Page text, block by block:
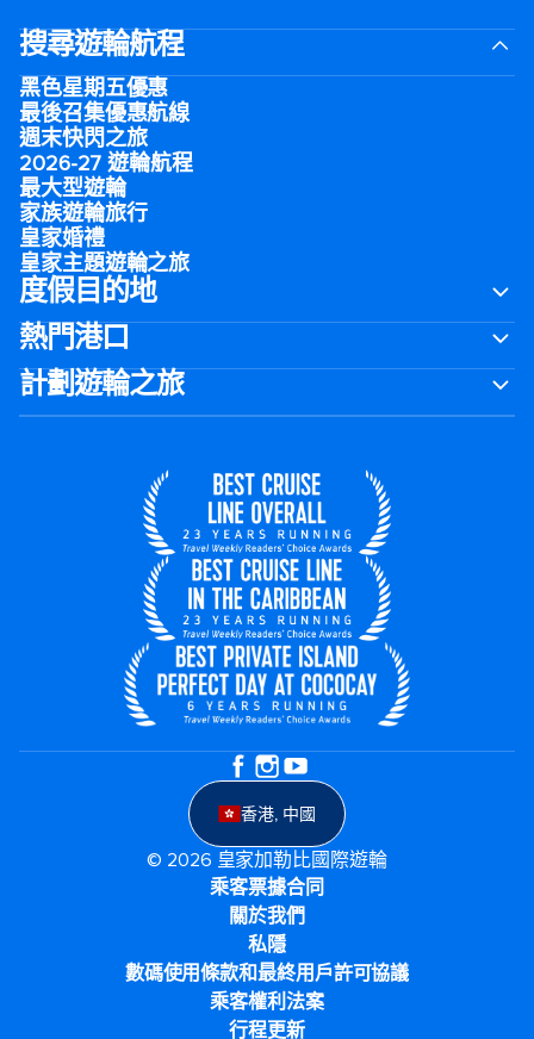
搜尋遊輪航程
黑色星期五優惠
最後召集優惠航線
週末快閃之旅
2026-27 遊輪航程
最大型遊輪
家族遊輪旅行
皇家婚禮
皇家主題遊輪之旅
度假目的地
熱門港口
計劃遊輪之旅
香港, 中國
© 2026 皇家加勒比國際遊輪
乘客票據合同
關於我們
私隱
數碼使用條款和最終用戶許可協議
乘客權利法案
行程更新